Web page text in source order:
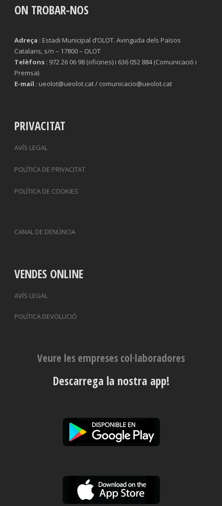
ON TROBAR-NOS
Adreça : Estadi Municipal d’OLOT. Avinguda dels Països
Catalans, s/n – 17800 – OLOT
Telèfons : 972 26 06 98 (oficines) i 636 052 884 (Comunicació i
Premsa)
E-mail : ueolot@ueolot.cat / comunicacio@ueolot.cat
PRIVACITAT
AVÍS LEGAL
POLÍTICA DE PRIVACITAT
POLÍTICA DE COOKIES
CANAL DE DENÚNCIA
VENDES ONLINE
AVÍS LEGAL
POLÍTICA DEVOLUCIÓ
Veure les empreses col·laboradores
Descarrega la nostra app!